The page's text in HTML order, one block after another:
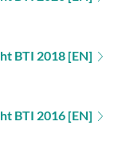
BTI 2018 [EN]
BTI 2016 [EN]